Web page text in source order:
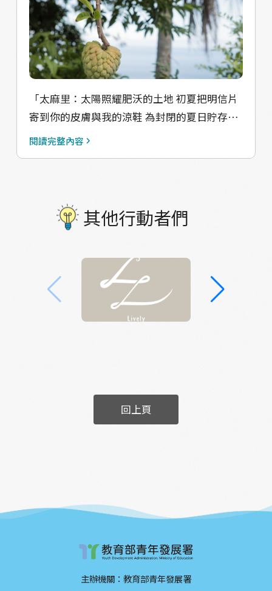
非一般的冷製法，在萃取器把植物的精華萃取
出來之後，油水分離，油就是精油，水就是純
露。也有賣相關的產品，像是手工香皂、化妝
水以及其他保養品等等。海癒小村的純露咖啡
所用的就是阿嬤家的純露，月桃、桂花以及萬
壽菊，和在地夥伴一起讓飲品加入地方特色。
🥬在地夥伴 侯泉承（夢想莊園負責人） 華源新
吉 泉承哥住在新吉，擁有導覽專業、許多植物
知識以及一個夢想莊園，在談話的過程中可以
麼菜都有！九層塔、龍鬚菜、紅鳳菜等等⋯他
也和海癒另外一個計畫「海灣餐桌」做結合，
癒，也讓其他人更加認識這個地方，有著什麼
樣的農作物、什麼樣的人以及氛圍。 🧑‍🏫在地
夥伴 李訢妘Wendy 華源大坑 Wendy阿姨住在
華源拱天宮的對面，家裡有著大庭院，種了許
這片土地也有著許多記憶和故事。 藉由訪談居
民回憶的闡述、故事的分享，帶著我們回到過
往的那個華源村，承載許多情感的重量，並形
「太麻里：太陽照耀肥沃的土地 初夏把明信片
寄到你的皮膚與我的涼鞋 為封閉的夏日貯存二
色絹印」 ——截至《信史》 五感：觸覺、嗅
件，更有著許多擁有個人魅力的村民們，感受
到的是心覺。 實驗研究顯示，當我們身處在一
我們刻意記住身處的環境，心裡的地圖會更清
晰，但研究指出，即便沒有特別留意，還是可
以記住一個地方。那就是所謂的感官記憶，透
過田野調查的五感體驗，讓我對這個地方更加
用心感動到，身份漸漸從他者進到這個社區的
群體，我認為這是很難能可貴的緣分以及交織
閱讀完整內容
其他行動者們
回上頁
主辦機關：教育部青年發展署